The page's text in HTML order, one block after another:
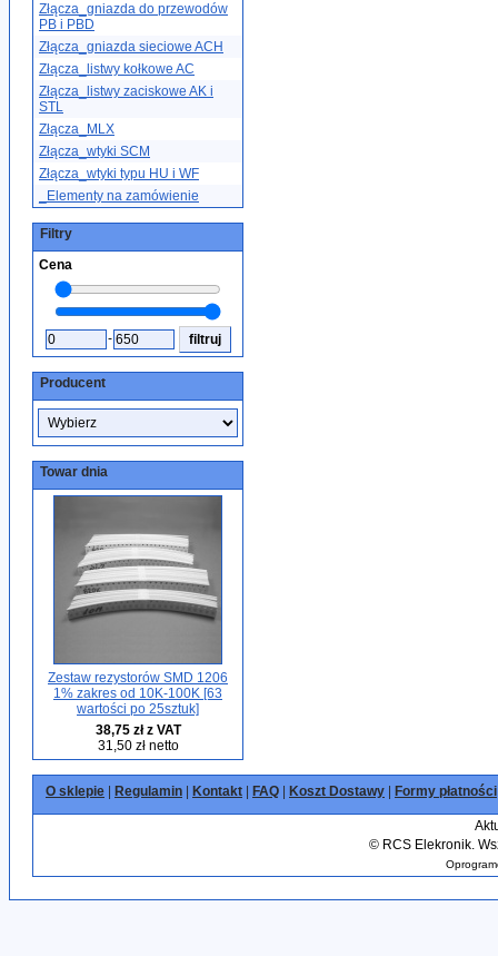
Złącza_gniazda do przewodów
PB i PBD
Złącza_gniazda sieciowe ACH
Złącza_listwy kołkowe AC
Złącza_listwy zaciskowe AK i
STL
Złącza_MLX
Złącza_wtyki SCM
Złącza_wtyki typu HU i WF
_Elementy na zamówienie
Filtry
Cena
-
Producent
Towar dnia
Zestaw rezystorów SMD 1206
1% zakres od 10K-100K [63
wartości po 25sztuk]
38,75 zł z VAT
31,50 zł netto
O sklepie Regulamin Kontakt FAQ Koszt Dostawy Formy płatności
©RCS Elekronik.